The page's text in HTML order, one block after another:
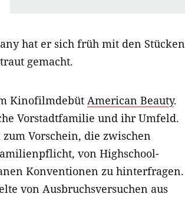
hat er sich früh mit den Stücken
gemacht.
Kinofilmdebüt American Beauty.
Vorstadtfamilie und ihr Umfeld.
Vorschein, die zwischen
von Highschool-
Konventionen zu hinterfragen.
von Ausbruchsversuchen aus